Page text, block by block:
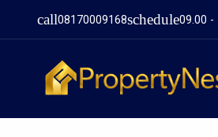
call08170009168schedule09.00 -